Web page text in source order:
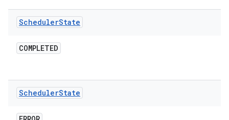
SchedulerState
COMPLETED
SchedulerState